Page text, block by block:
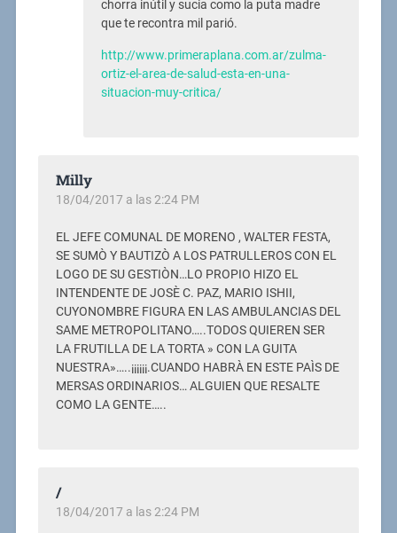
chorra inútil y sucia como la puta madre
que te recontra mil parió.
http://www.primeraplana.com.ar/zulma-
ortiz-el-area-de-salud-esta-en-una-
situacion-muy-critica/
Milly
18/04/2017 a las 2:24 PM
EL JEFE COMUNAL DE MORENO , WALTER FESTA,
SE SUMÒ Y BAUTIZÒ A LOS PATRULLEROS CON EL
LOGO DE SU GESTIÒN…LO PROPIO HIZO EL
INTENDENTE DE JOSÈ C. PAZ, MARIO ISHII,
CUYONOMBRE FIGURA EN LAS AMBULANCIAS DEL
SAME METROPOLITANO…..TODOS QUIEREN SER
LA FRUTILLA DE LA TORTA » CON LA GUITA
NUESTRA»…..¡¡¡¡¡¡.CUANDO HABRÀ EN ESTE PAÌS DE
MERSAS ORDINARIOS… ALGUIEN QUE RESALTE
COMO LA GENTE…..
/
18/04/2017 a las 2:24 PM